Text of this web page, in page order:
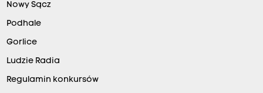
Nowy Sącz
Podhale
Gorlice
Ludzie Radia
Regulamin konkursów